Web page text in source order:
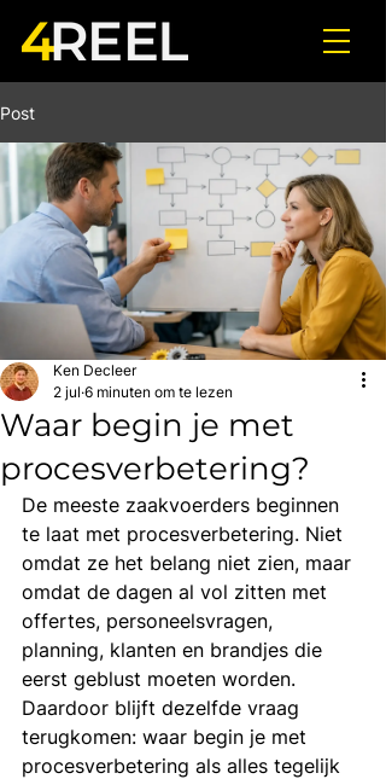
Post
Waar begin je met
procesverbetering?
Ken Decleer
2 jul 6 minuten om te lezen
De meeste zaakvoerders beginnen
te laat met procesverbetering. Niet
omdat ze het belang niet zien, maar
omdat de dagen al vol zitten met
offertes, personeelsvragen,
planning, klanten en brandjes die
eerst geblust moeten worden.
Daardoor blijft dezelfde vraag
terugkomen: waar begin je met
procesverbetering als alles tegelijk